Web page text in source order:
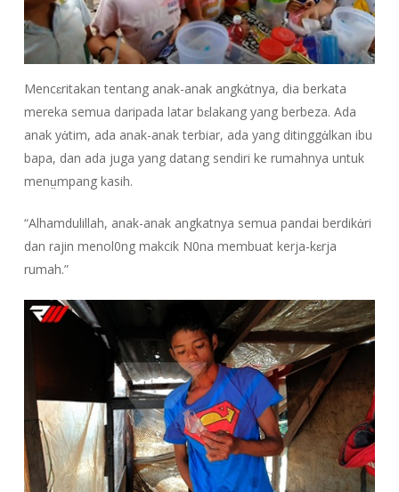
Mencɛritakan tentang anak-anak angkἀtnya, dia berkata
mereka semua daripada latar bɛlakang yang berbeza. Ada
anak yἀtim, ada anak-anak terbiar, ada yang ditinggἀlkan ibu
bapa, dan ada juga yang datang sendiri ke rumahnya untuk
menṳmpang kasih.
“Alhamdulillah, anak-anak angkatnya semua pandai berdikἀri
dan rajin menol0ng makcik N0na membuat kerja-kɛrja
rumah.”